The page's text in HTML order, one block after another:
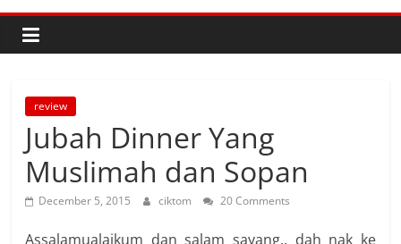
review
Jubah Dinner Yang
Muslimah dan Sopan
December 5, 2015 ciktom 20 Comments
Assalamualaikum dan salam sayang.. dah nak ke